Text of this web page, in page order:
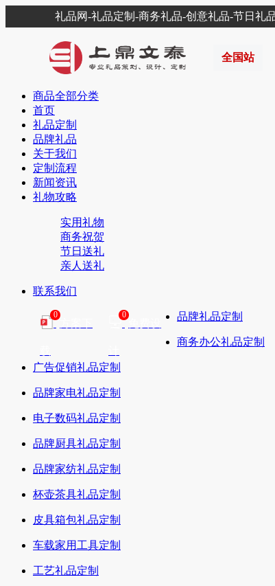
礼品网-礼品定制-商务礼品-创意礼品-节日礼
全国站
商品全部分类
首页
礼品定制
品牌礼品
关于我们
定制流程
新闻资讯
礼物攻略
实用礼物
商务祝贺
节日送礼
亲人送礼
联系我们
0 0 品牌礼品定制
商务办公礼品定制
广告促销礼品定制
品牌家电礼品定制
电子数码礼品定制
品牌厨具礼品定制
品牌家纺礼品定制
杯壶茶具礼品定制
皮具箱包礼品定制
车载家用工具定制
工艺礼品定制